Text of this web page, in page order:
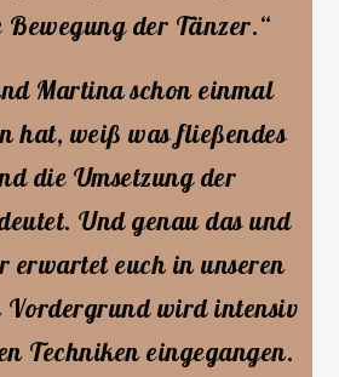
Bewegung der Tänzer.“
Martina schon einmal
hat, weiß was fließendes
die Umsetzung der
Und genau das und
erwartet euch in unseren
Vordergrund wird intensiv
Techniken eingegangen.